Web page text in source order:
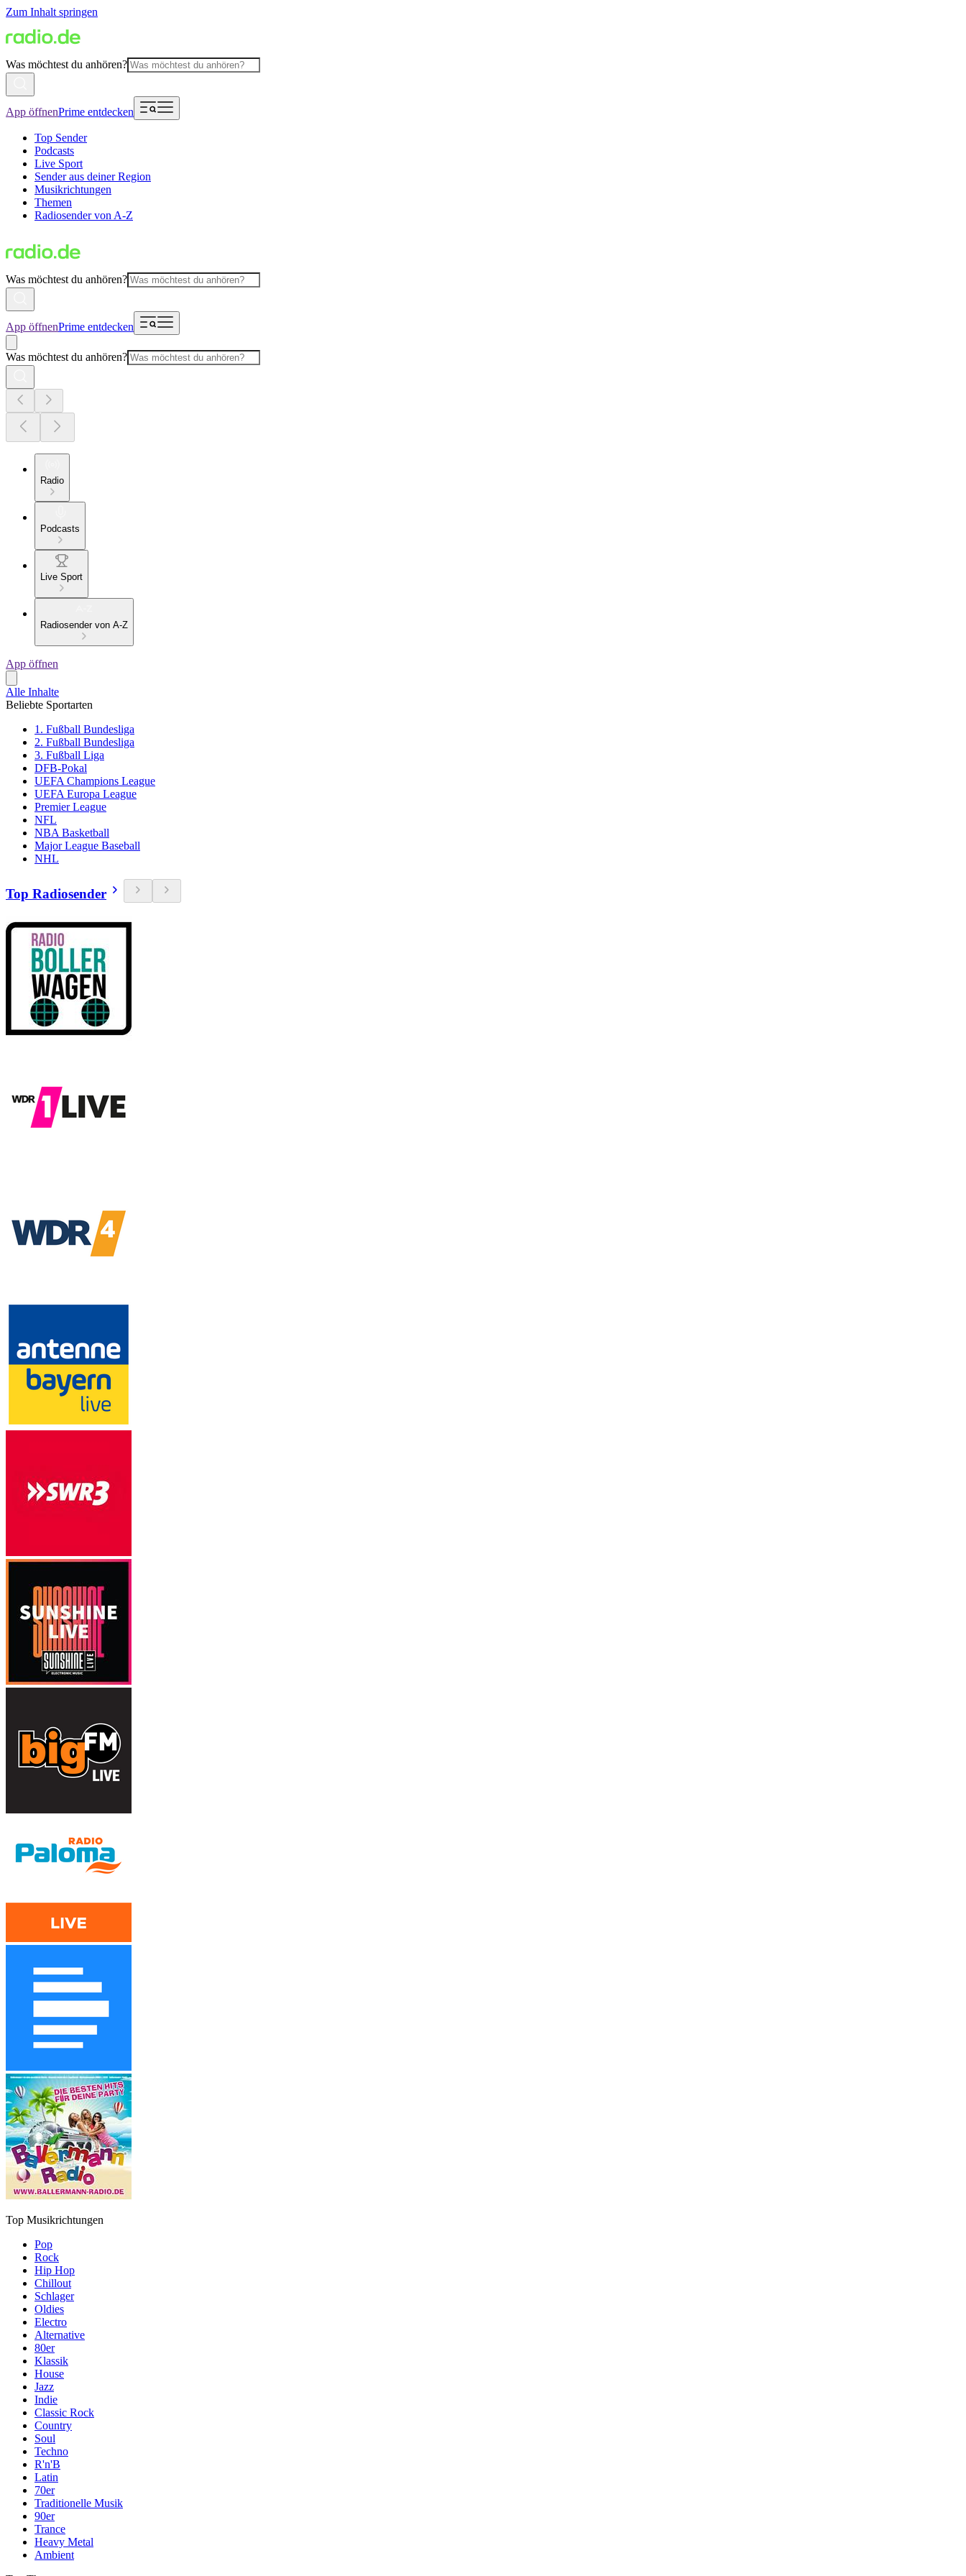
Zum Inhalt springen
Was möchtest du anhören?
App öffnenPrime entdecken
Top Sender
Podcasts
Live Sport
Sender aus deiner Region
Musikrichtungen
Themen
Radiosender von A-Z
Was möchtest du anhören?
App öffnenPrime entdecken
Was möchtest du anhören?
Radio
Podcasts
Live Sport
Radiosender von A-Z
App öffnen
Alle Inhalte
Beliebte Sportarten
1. Fußball Bundesliga
2. Fußball Bundesliga
3. Fußball Liga
DFB-Pokal
UEFA Champions League
UEFA Europa League
Premier League
NFL
NBA Basketball
Major League Baseball
NHL
Top Radiosender
Top Musikrichtungen
Pop
Rock
Hip Hop
Chillout
Schlager
Oldies
Electro
Alternative
80er
Klassik
House
Jazz
Indie
Classic Rock
Country
Soul
Techno
R'n'B
Latin
70er
Traditionelle Musik
90er
Trance
Heavy Metal
Ambient